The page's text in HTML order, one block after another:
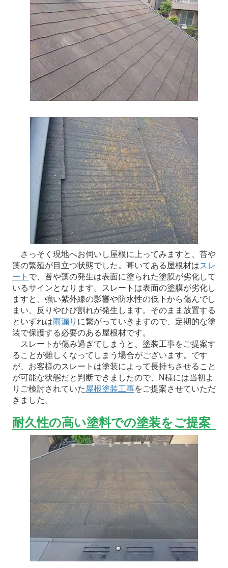
さっそく現地へお伺いし屋根に上ってみますと、苔や
藻の繁殖が目立つ状態でした。葺いてある屋根材はスレ
ート で、苔や藻の発生は表面に塗られた塗膜が劣化して
いるサインとなります。スレートは表面の塗膜が劣化し
ますと、強い紫外線の影響や防水性の低下から傷んでし
まい、反りやひび割れが発生します。そのまま放置する
といずれは雨漏り に繋がっていきますので、定期的な塗
装で保護する必要のある屋根材です。
スレートが傷み過ぎてしまうと、塗装工事をご提案す
ることが難しくなってしまう場合がございます。です
が、お客様のスレートは塗装によって長持ちさせること
が可能な状態だと判断できましたので、N様には当初よ
りご検討されていた屋根塗装工事をご提案させていただ
きました。
耐久性の高い塗料での塗装をご提案